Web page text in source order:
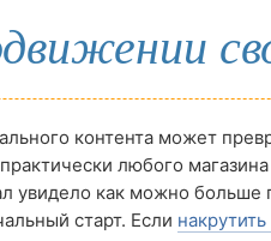
контента может
любого
увидело как можно больше
старт. Если